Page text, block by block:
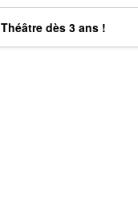
Théâtre dès 3 ans !